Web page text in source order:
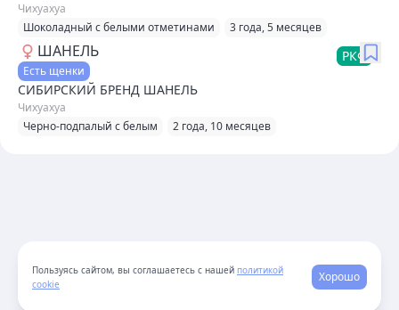
Чихуахуа
Шоколадный с белыми отметинами
3 года, 5 месяцев
РКФ
ШАНЕЛЬ
Есть щенки
СИБИРСКИЙ БРЕНД ШАНЕЛЬ
Чихуахуа
Черно-подпалый с белым
2 года, 10 месяцев
Пользуясь сайтом, вы соглашаетесь с нашей политикой
cookie
Хорошо